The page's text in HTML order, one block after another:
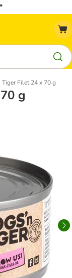
Tiger Filet 24 x 70 g
g